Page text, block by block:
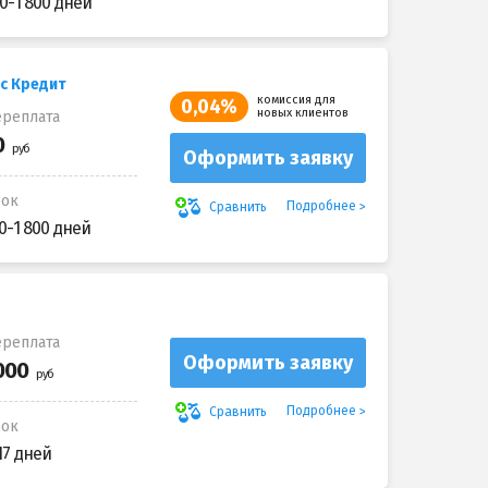
Кредит
1 800 дней
0,04%
комиссия для
новых клиентов
Оформить заявку
Сравнить Подробнее
дней
Оформить заявку
Сравнить Подробнее